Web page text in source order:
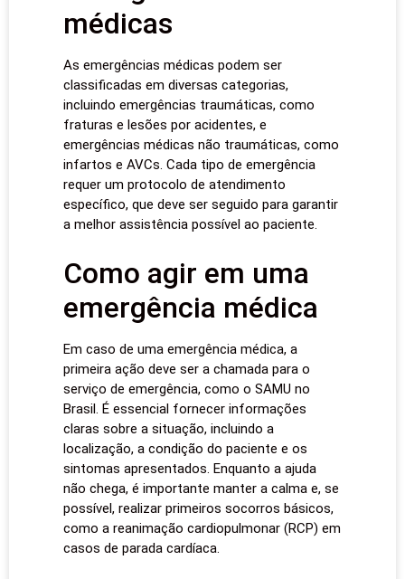
médicas
As emergências médicas podem ser
classificadas em diversas categorias,
incluindo emergências traumáticas, como
fraturas e lesões por acidentes, e
emergências médicas não traumáticas, como
infartos e AVCs. Cada tipo de emergência
requer um protocolo de atendimento
específico, que deve ser seguido para garantir
a melhor assistência possível ao paciente.
Como agir em uma
emergência médica
Em caso de uma emergência médica, a
primeira ação deve ser a chamada para o
serviço de emergência, como o SAMU no
Brasil. É essencial fornecer informações
claras sobre a situação, incluindo a
localização, a condição do paciente e os
sintomas apresentados. Enquanto a ajuda
não chega, é importante manter a calma e, se
possível, realizar primeiros socorros básicos,
como a reanimação cardiopulmonar (RCP) em
casos de parada cardíaca.